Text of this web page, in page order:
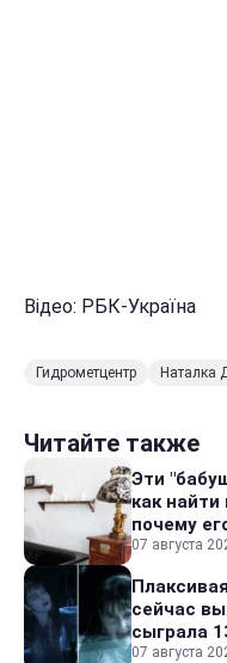
Відео: РБК-Україна
Гидрометцентр Наталка
Читайте также
Эти
как
почему
07 августа
сейчас
сыграла
07 августа